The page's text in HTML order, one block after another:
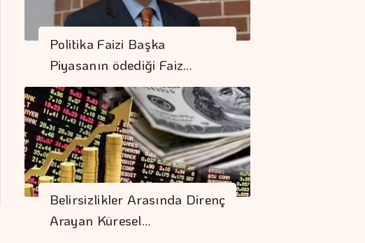
Politika Faizi Başka
Piyasanın ödediği Faiz…
Belirsizlikler Arasında Direnç
Arayan Küresel…
Allianz Hastane
Ağını Genişletti